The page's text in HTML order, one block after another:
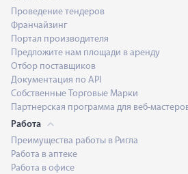
Проведение тендеров
Франчайзинг
Портал производителя
Предложите нам площади в аренду
Отбор поставщиков
Документация по API
Собственные Торговые Марки
Партнерская программа для веб-
Работа
Преимущества работы в Ригла
Работа в аптеке
Работа в офисе